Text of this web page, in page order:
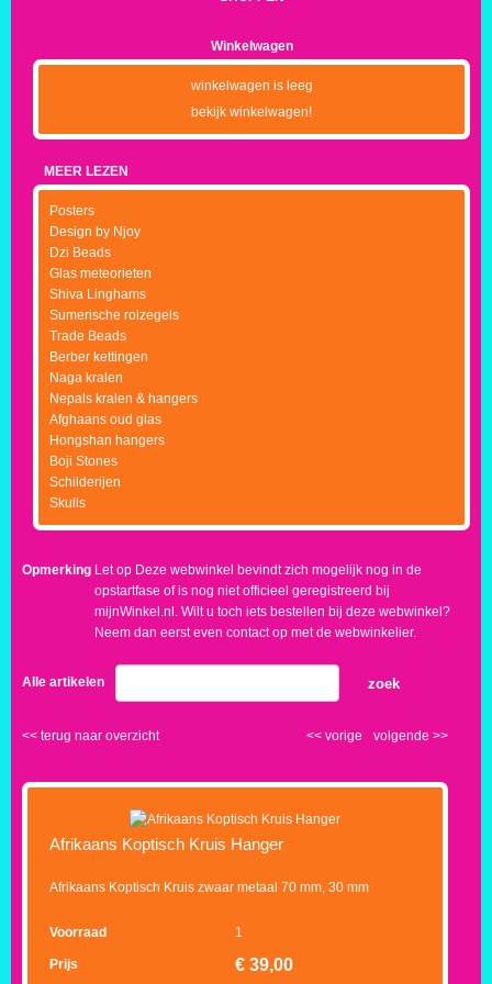
Winkelwagen
winkelwagen is leeg
bekijk winkelwagen!
MEER LEZEN
Posters
Design by Njoy
Dzi Beads
Glas meteorieten
Shiva Linghams
Sumerische rolzegels
Trade Beads
Berber kettingen
Naga kralen
Nepals kralen & hangers
Afghaans oud glas
Hongshan hangers
Boji Stones
Schilderijen
Skulls
Opmerking Let op Deze webwinkel bevindt zich mogelijk nog in de
opstartfase of is nog niet officieel geregistreerd bij
mijnWinkel.nl. Wilt u toch iets bestellen bij deze webwinkel?
Neem dan eerst even contact op met de webwinkelier.
Alle artikelen zoek
<< terug naar overzicht volgende >>
<< vorige
Afrikaans Koptisch Kruis Hanger
Afrikaans Koptisch Kruis zwaar metaal 70 mm, 30 mm
Voorraad 1
Prijs € 39,00